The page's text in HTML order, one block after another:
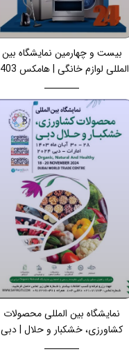
بیست و چهارمین نمایشگاه بین
المللی لوازم خانگی | هامکس 1403
نمایشگاه بین المللی محصولات
کشاورزی، خشکبار و حلال | دبی